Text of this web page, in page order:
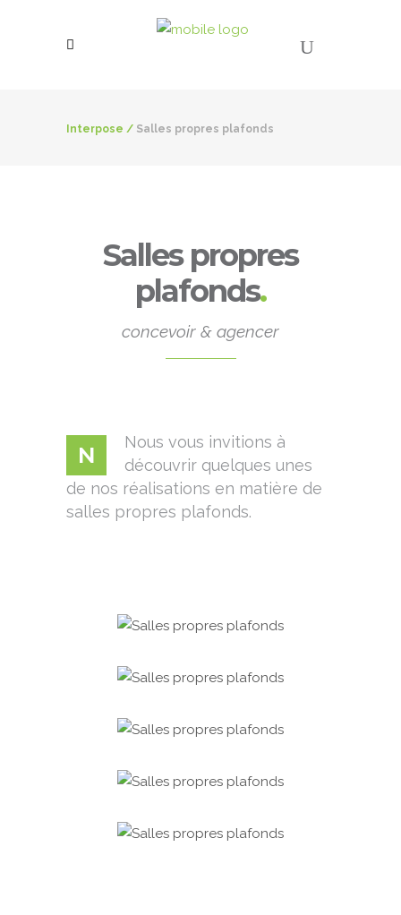
Interpose / Salles propres plafonds
Salles propres
plafonds.
concevoir & agencer
N
Nous vous invitions à
découvrir quelques unes
de nos réalisations en matière de
salles propres plafonds.